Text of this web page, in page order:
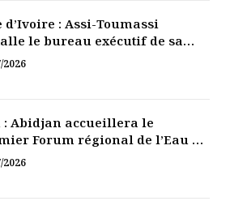
d’Ivoire : Assi-Toumassi
le bureau exécutif de sa
de développement
2026
: Abidjan accueillera le
Forum régional de l’Eau de
de l’Ouest
2026